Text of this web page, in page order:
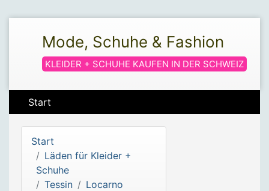
Mode, Schuhe & Fashion
KLEIDER + SCHUHE KAUFEN IN DER SCHWEIZ
Start
Start
Läden für Kleider +
Schuhe
Tessin
Locarno